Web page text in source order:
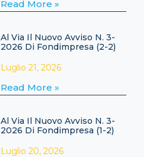
Read More »
Al Via Il Nuovo Avviso N. 3-
2026 Di Fondimpresa (2-2)
Luglio 21, 2026
Read More »
Al Via Il Nuovo Avviso N. 3-
2026 Di Fondimpresa (1-2)
Luglio 20, 2026